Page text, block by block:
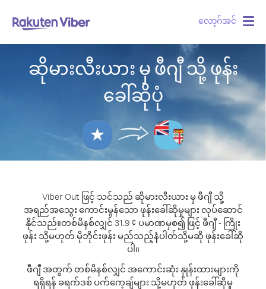
လော့ဂ်အင်
ဆိုမားလီးယား မှ ဖီဂျီ သို့ ဖုန်း
ခေါ်ဆိုပုံ
Viber Out ဖြင့် သင်သည် ဆိုမားလီးယား မှ ဖီဂျီ သို့
အရည်အသွေး ကောင်းမွန်သော ဖုန်းခေါ်ဆိုမှုများ လုပ်ဆောင်
နိုင်သည်။တစ်မိနစ်လျှင် 31.9 ¢ ပမာဏမှစ၍ ဖြင့် ဖီဂျီ - ကြိုး
ဖုန်း သို့မဟုတ် မိုဘိုင်းဖုန်း မည်သည့်နံပါတ်သို့မဆို ဖုန်းခေါ်ဆို
ပါ။
ဖီဂျီ အတွက် တစ်မိနစ်လျှင် အကောင်းဆုံး နှုန်းထားများကို
ရရှိရန် ခရက်ဒစ် ပက်ကေ့ချ်များ သို့မဟုတ် ဖုန်းခေါ်ဆိုမှု